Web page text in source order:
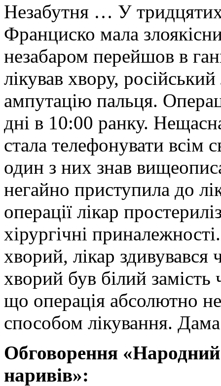
Незабутня … У
Франциско мала
незабаром перейшов в
лікував хвору,
ампутацію пальця.
дні в 10:00 ранку.
стала телефонувати всім
один з них знав
негайно приступила до
операції лікар
хірургічні
хворий, лікар
хворий був білий
що операція абсолютно
способом лікування.
Обговорення «Народний
наривів»: